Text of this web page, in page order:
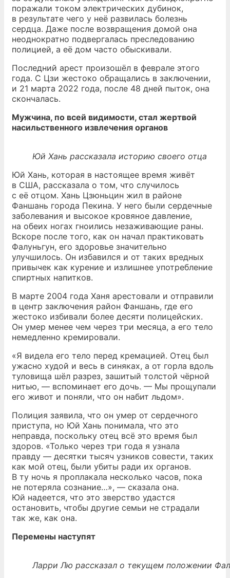
поражали током электрических дубинок,
в результате чего у неё развилась болезнь
сердца. Даже после возвращения домой она
неоднократно подвергалась преследованию
полицией, а её дом часто обыскивали.
Последний арест произошёл в феврале этого
года. С Цзи жестоко обращались в заключении,
и 21 марта 2022 года, после 48 дней пыток, она
скончалась.
Мужчина, по всей видимости, стал жертвой
насильственного извлечения органов
Юй Хань рассказала историю своего отца
Юй Хань, которая в настоящее время живёт
в США, рассказала о том, что случилось
с её отцом. Хань Цзюньцин жил в районе
Фаншань города Пекина. У него были сердечные
заболевания и высокое кровяное давление,
на обеих ногах гноились незаживающие раны.
Вскоре после того, как он начал практиковать
Фалуньгун, его здоровье значительно
улучшилось. Он избавился и от таких вредных
привычек как курение и излишнее употребление
спиртных напитков.
В марте 2004 года Ханя арестовали и отправили
в центр заключения район Фаншань, где его
жестоко избивали более десяти полицейских.
Он умер менее чем через три месяца, а его тело
немедленно кремировали.
«Я видела его тело перед кремацией. Отец был
ужасно худой и весь в синяках, а от горла вдоль
туловища шёл разрез, зашитый толстой чёрной
нитью, — вспоминает его дочь. — Мы прощупали
его живот и поняли, что он набит льдом».
Полиция заявила, что он умер от сердечного
приступа, но Юй Хань понимала, что это
неправда, поскольку отец всё это время был
здоров. «Только через три года я узнала
правду — десятки тысяч узников совести, таких
как мой отец, были убиты ради их органов.
В ту ночь я проплакала несколько часов, пока
не потеряла сознание…», — сказала она.
Юй надеется, что это зверство удастся
остановить, чтобы другие семьи не страдали
так же, как она.
Перемены наступят
Ларри Лю рассказал о текущем положении